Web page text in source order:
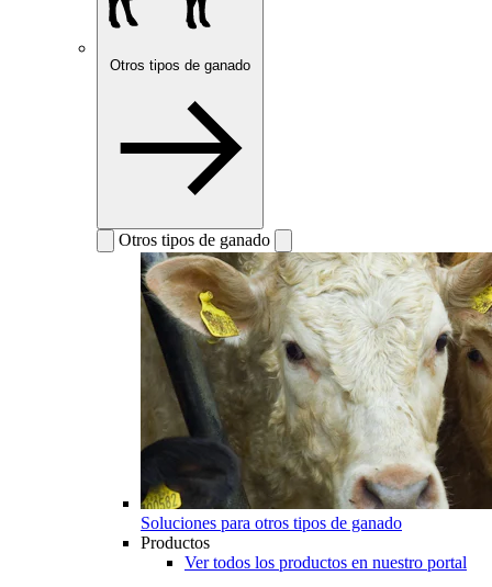
Otros tipos de ganado
Otros tipos de ganado
Soluciones para otros tipos de ganado
Productos
Ver todos los productos en nuestro portal